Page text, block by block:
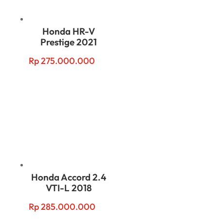
Honda HR-V
Prestige 2021
Rp275.000.000
Honda Accord 2.4
VTI-L 2018
Rp285.000.000